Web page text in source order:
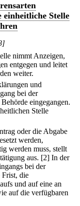
Stelle
nimmt Anzeigen,
entgegen und leitet
weiter.
und
bei der
eingegangen.
Stelle
oder die Abgabe
werden,
werden muss, stellt
aus. [2] In der
bei der
Frist, die
und auf eine an
auf die verfügbaren